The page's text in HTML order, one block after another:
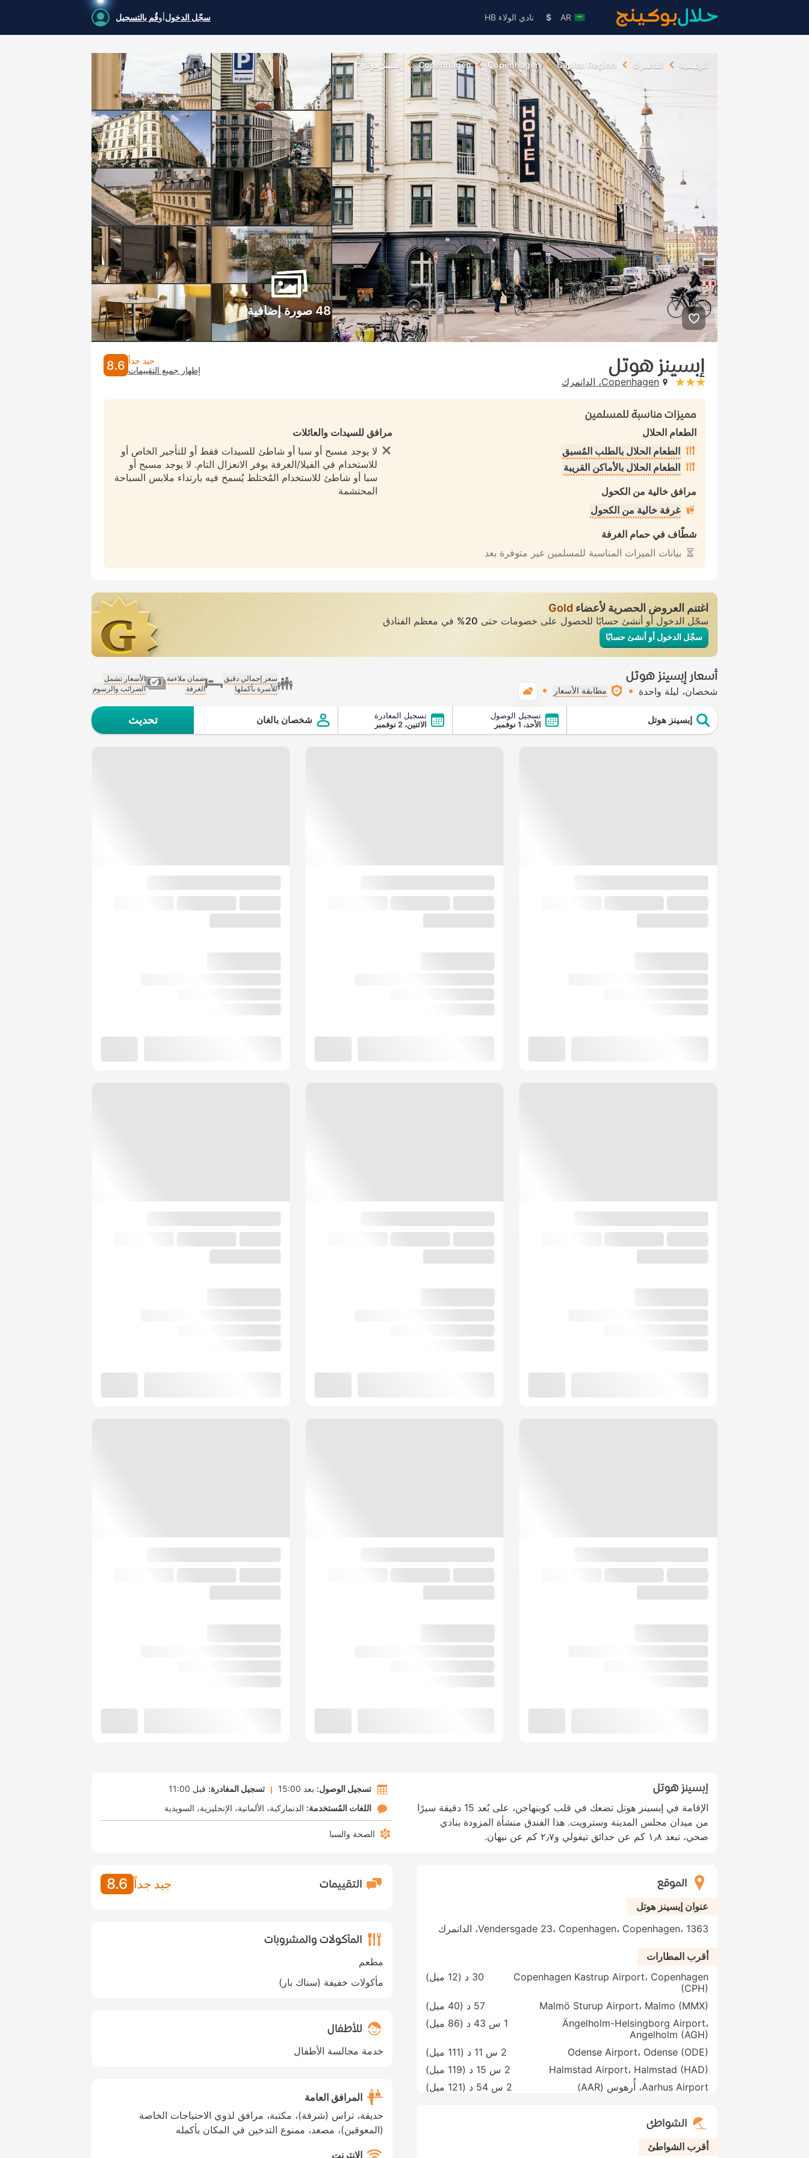
AR
$ نادي الولاء HB سجّل الدخولأوقُم بالتسجيل
الرئيسية الدانمرك Capital Region
Copenhagen
Copenhagen إبسينز هوتل
48 صورة إضافية
إبسينز هوتل
stars: 3
Copenhagen، الدانمرك
جيد جداً
إظهار جميع التقييمات 8.6
مميزات مناسبة للمسلمين
الطعام الحلال
الطعام الحلال بالطلب المُسبق
الطعام الحلال بالأماكن القريبة
مرافق خالية من الكحول
غرفة خالية من الكحول
شطّاف في حمام الغرفة
بيانات الميزات المناسبة للمسلمين غير متوفرة بعد
مرافق للسيدات والعائلات
لا يوجد مسبح أو سبا أو شاطئ للسيدات فقط أو للتأجير الخاص أو
للاستخدام في الفيلا/الغرفة يوفر الانعزال التام. لا يوجد مسبح أو
سبا أو شاطئ للاستخدام المُختلط يُسمح فيه بارتداء ملابس السباحة
المحتشمة
اغتنم العروض الحصرية لأعضاء Gold
سجّل الدخول أو أنشئ حسابًا للحصول على خصومات حتى 20% في معظم الفنادق
سجّل الدخول أو أنشئ حسابًا
أسعار إبسينز هوتل
شخصان ليلة واحدة مطابقة الأسعار
سعر إجمالي دقيق
للأسرة بأكملها
ضمان ملاءمة
الغرفة
الأسعار تشمل
الضرائب والرسوم
إبسينز هوتل
تسجيل الوصول
الأحد، 1 نوفمبر
تسجيل المغادرة
الاثنين، 2 نوفمبر
شخصان بالغان تحديث
إبسينز هوتل
الإقامة في إبسينز هوتل تضعك في قلب كوبنهاجن، على بُعد 15 دقيقة سيرًا
من ميدان مجلس المدينة وسترويت. هذا الفندق منشأة المزودة بنادي
صحي، تبعد ١٫٨ كم عن حدائق تيفولي و٢٫٧ كم عن نيهان.
تسجيل الوصول: بعد 15:00 تسجيل المغادرة: قبل 11:00
اللغات المُستخدمة: الدنماركية الألمانية الإنجليزية السويدية
الصحة والسبا
الموقع
عنوان إبسينز هوتل
Vendersgade 23، Copenhagen، Copenhagen، 1363، الدانمرك
أقرب المطارات
Copenhagen Kastrup Airport، Copenhagen
(CPH)
30 د ( 12 ميل )
Malmö Sturup Airport، Malmo (MMX) 57 د ( 40 ميل
)
Ängelholm-Helsingborg Airport،
Angelholm (AGH)
1 س 43 د ( 86 ميل )
Odense Airport، Odense (ODE) 2 س 11 د ( 111 ميل
)
Halmstad Airport، Halmstad (HAD)
2 س 15 د ( 119 ميل
)
Aarhus Airport، أُرهوس (AAR)
2 س 54 د ( 121 ميل )
الشواطئ
أقرب الشواطئ
التقييمات جيد جداً 8.6
المأكولات والمشروبات
مطعم
مأكولات خفيفة (سناك بار)
للأطفال
خدمة مجالسة الأطفال
المرافق العامة
حديقة، تراس (شرفة)، مكتبة، مرافق لذوي الاحتياجات الخاصة
(المعوقين)، مصعد، ممنوع التدخين في المكان بأكمله
الإنترنت